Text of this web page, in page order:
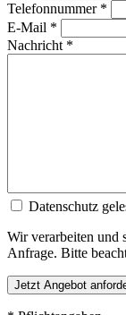
Telefonnummer *
E-Mail *
Nachricht *
Datenschutz
Wir verarbeiten und
Anfrage. Bitte